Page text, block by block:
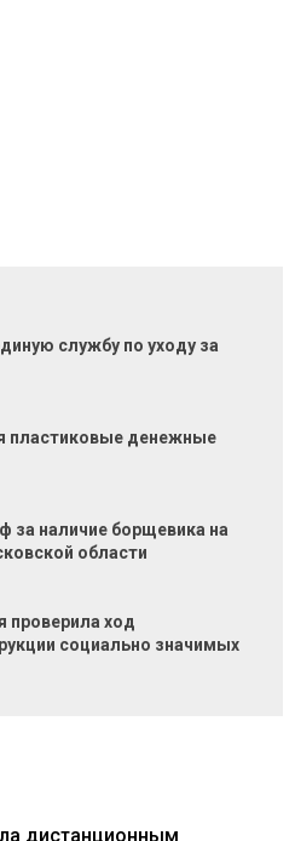
службу по уходу за
пластиковые денежные
за наличие борщевика на
области
проверила ход
социально значимых
дистанционным